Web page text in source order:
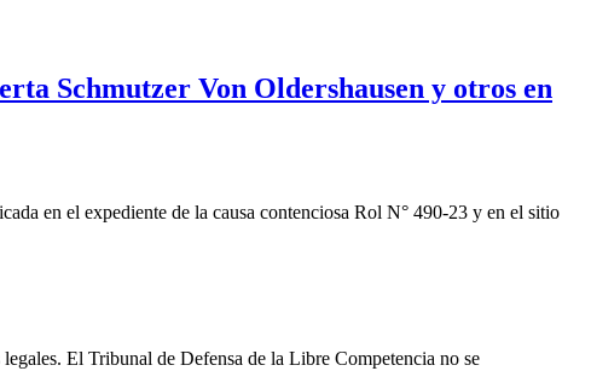
Schmutzer Von Oldershausen y otros en
en el expediente de la causa contenciosa Rol N° 490-23 y en el sitio
El Tribunal de Defensa de la Libre Competencia no se